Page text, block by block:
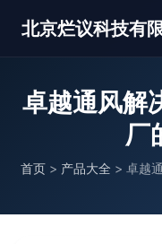
北京烂议科技有
卓越通风解
厂
首页 > 产品大全 > 卓越